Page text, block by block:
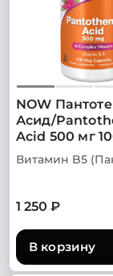
NOW
Асид/
Acid 500 мг
1 250 ₽
В корзину